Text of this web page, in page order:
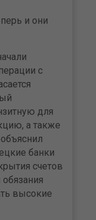
и они
с
для
а также
банки
счетов
высокие